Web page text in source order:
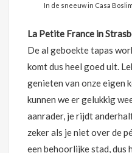
In de sneeuw in Casa
La Petite France in
De al geboekte tapas
komt dus heel goed uit.
genieten van onze eigen
kunnen we er gelukkig
aanrader, je rijdt
zeker als je niet over de
een behoorlijke stad, dus